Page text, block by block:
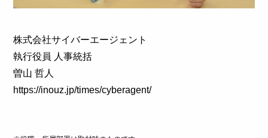
株式会社サイバーエージェント
執行役員 人事統括
曽山 哲人
https://inouz.jp/times/cyberagent/